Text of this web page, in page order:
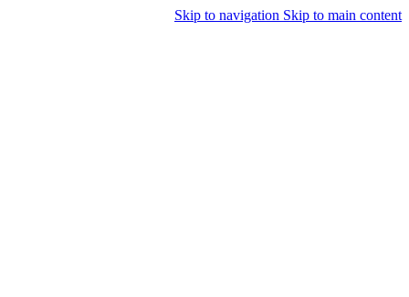
Skip to navigation Skip to main content
همراهان علمینو به علت نوسانات